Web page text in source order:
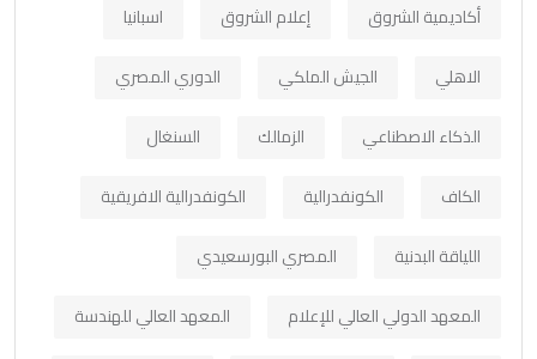
أكاديمية الشروق
إعلام الشروق
اسبانيا
الاهلي
الجيش الملكي
الدوري المصري
الذكاء الاصطناعي
الزمالك
السنغال
الكاف
الكونفدرالية
الكونفدرالية الافريقية
اللياقة البدنية
المصري البورسعيدي
المعهد الدولي العالي للإعلام
المعهد العالي للهندسة